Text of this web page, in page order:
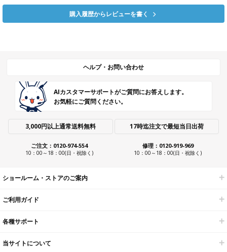
購入履歴からレビューを書く
ヘルプ・お問い合わせ
AIカスタマーサポートがご質問にお答えします。
お気軽にご質問ください。
3,000円以上通常送料無料 17時迄注文で最短当日出荷
ご注文：0120-974-554
10：00～18：00(日・祝除く)
修理：0120-919-969
10：00～18：00(日・祝除く)
ショールーム・ストアのご案内
ご利用ガイド
各種サポート
当サイトについて